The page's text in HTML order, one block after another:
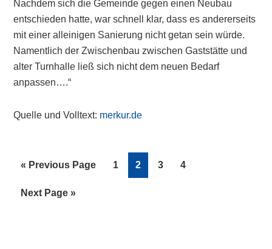
Nachdem sich die Gemeinde gegen einen Neubau
entschieden hatte, war schnell klar, dass es andererseits
mit einer alleinigen Sanierung nicht getan sein würde.
Namentlich der Zwischenbau zwischen Gaststätte und
alter Turnhalle ließ sich nicht dem neuen Bedarf
anpassen….“
Quelle und Volltext: merkur.de
« Go
Previous Page Page
1 Page
2 Page
3 Page
4
Go
Next Page »